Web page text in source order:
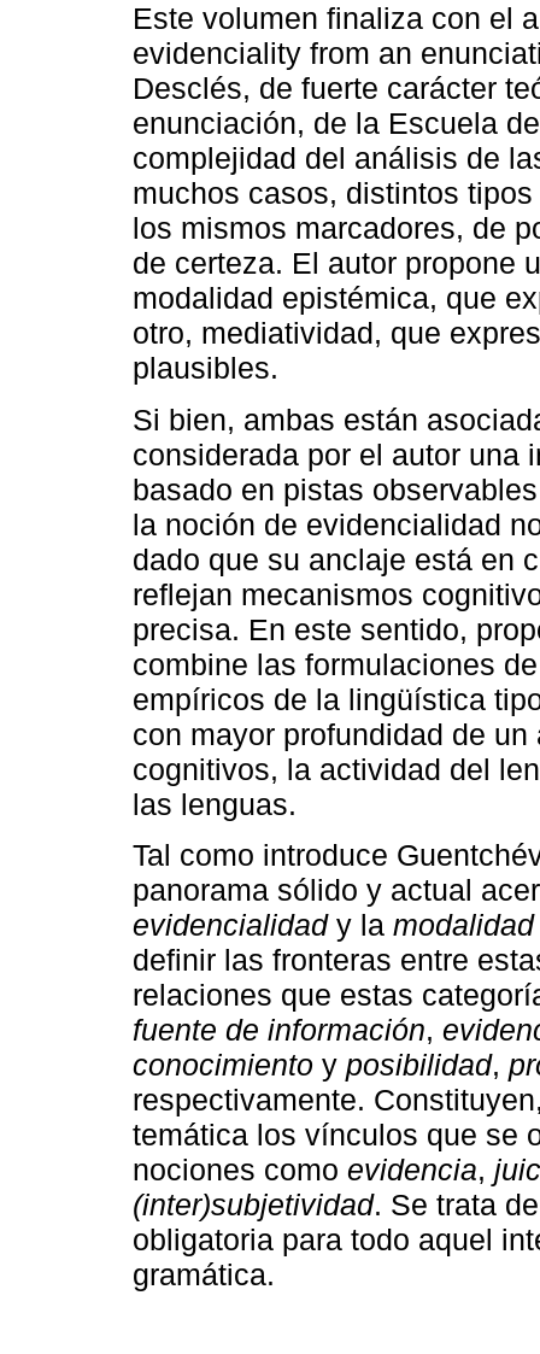
Este volumen finaliza con el
evidenciality from an
Desclés, de fuerte carácter
enunciación, de la Escuela
complejidad del análisis de
muchos casos, distintos
los mismos marcadores, de
de certeza. El autor propone
modalidad epistémica, que
otro, mediatividad, que
plausibles.
Si bien, ambas están
considerada por el autor una
basado en pistas
la noción de evidencialidad
dado que su anclaje está en
reflejan mecanismos
precisa. En este sentido,
combine las formulaciones
empíricos de la lingüística
con mayor profundidad de
cognitivos, la actividad del
las lenguas.
Tal como introduce
panorama sólido y actual
evidencialidady la
definir las fronteras entre
relaciones que estas
fuente de información,
conocimiento y posibilidad,
respectivamente.
temática los vínculos que se
nociones como evidencia,
(inter)subjetividad. Se trata
obligatoria para todo aquel
gramática.